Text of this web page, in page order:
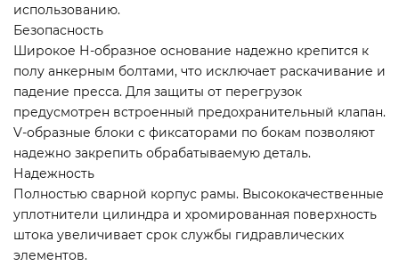
использованию.
Безопасность
Широкое Н-образное основание надежно крепится к
полу анкерным болтами, что исключает раскачивание и
падение пресса. Для защиты от перегрузок
предусмотрен встроенный предохранительный клапан.
V-образные блоки с фиксаторами по бокам позволяют
надежно закрепить обрабатываемую деталь.
Надежность
Полностью сварной корпус рамы. Высококачественные
уплотнители цилиндра и хромированная поверхность
штока увеличивает срок службы гидравлических
элементов.